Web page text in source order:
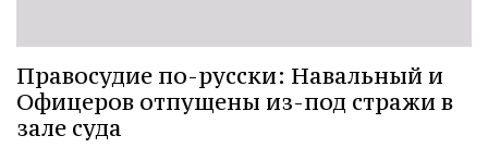
Правосудие по-русски: Навальный и
Офицеров отпущены из-под стражи в
зале суда